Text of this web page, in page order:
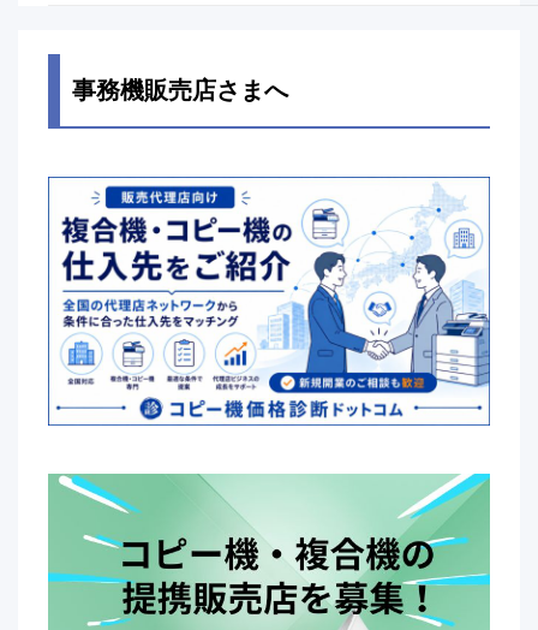
事務機販売店さまへ